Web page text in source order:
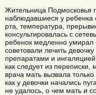
Жительница Подмосковья
наблюдавшиеся у
рта, температура,
консультировалась с
ребенок медленно умирал
советовали лечить
препаратами и
как следует из
врача мать вызвала только
как у девочки начались
не удалось, о чем мать и